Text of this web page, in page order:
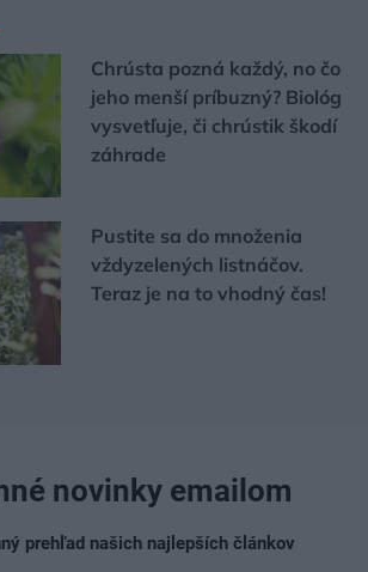
Chrústa pozná každý, no čo
jeho menší príbuzný? Biológ
vysvetľuje, či chrústik škodí
záhrade
Pustite sa do množenia
vždyzelených listnáčov.
Teraz je na to vhodný čas!
novinky emailom
prehľad našich najlepších článkov